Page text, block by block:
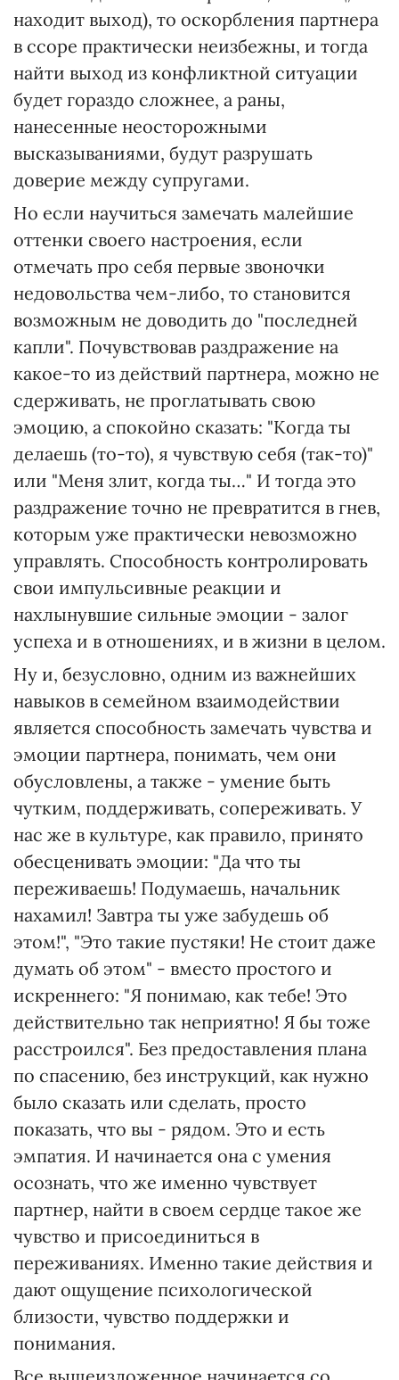
находит выход), то оскорбления партнера
в ссоре практически неизбежны, и тогда
найти выход из конфликтной ситуации
будет гораздо сложнее, а раны,
нанесенные неосторожными
высказываниями, будут разрушать
доверие между супругами.
Но если научиться замечать малейшие
оттенки своего настроения, если
отмечать про себя первые звоночки
недовольства чем-либо, то становится
возможным не доводить до "последней
капли". Почувствовав раздражение на
какое-то из действий партнера, можно не
сдерживать, не проглатывать свою
эмоцию, а спокойно сказать: "Когда ты
делаешь (то-то), я чувствую себя (так-то)"
или "Меня злит, когда ты…" И тогда это
раздражение точно не превратится в гнев,
которым уже практически невозможно
управлять. Способность контролировать
свои импульсивные реакции и
нахлынувшие сильные эмоции - залог
успеха и в отношениях, и в жизни в целом.
Ну и, безусловно, одним из важнейших
навыков в семейном взаимодействии
является способность замечать чувства и
эмоции партнера, понимать, чем они
обусловлены, а также - умение быть
чутким, поддерживать, сопереживать. У
нас же в культуре, как правило, принято
обесценивать эмоции: "Да что ты
переживаешь! Подумаешь, начальник
нахамил! Завтра ты уже забудешь об
этом!", "Это такие пустяки! Не стоит даже
думать об этом" - вместо простого и
искреннего: "Я понимаю, как тебе! Это
действительно так неприятно! Я бы тоже
расстроился". Без предоставления плана
по спасению, без инструкций, как нужно
было сказать или сделать, просто
показать, что вы - рядом. Это и есть
эмпатия. И начинается она с умения
осознать, что же именно чувствует
партнер, найти в своем сердце такое же
чувство и присоединиться в
переживаниях. Именно такие действия и
дают ощущение психологической
близости, чувство поддержки и
понимания.